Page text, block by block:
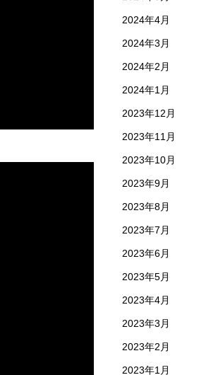
2024年4月
2024年3月
2024年2月
2024年1月
2023年12月
2023年11月
2023年10月
2023年9月
2023年8月
2023年7月
2023年6月
2023年5月
2023年4月
2023年3月
2023年2月
2023年1月